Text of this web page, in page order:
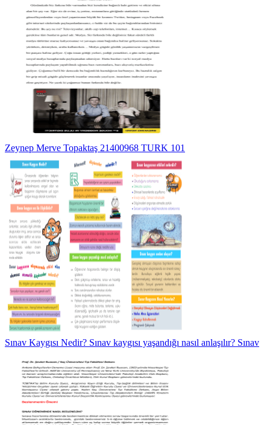
Zeynep Merve Topaktaş 21400968 TURK 101
Sınav Kaygısı Nedir? Sınav kaygısı yaşandığı nasıl anlaşılır? Sınav